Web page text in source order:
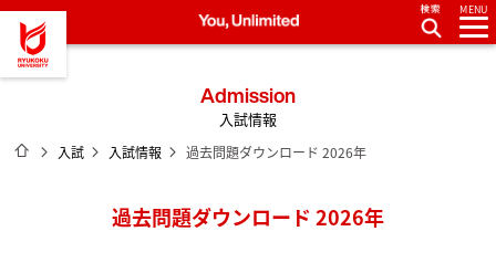
龍谷大学 You, Unlimited
MENU
Admission
入試情報
ホーム
入試 入試情報 過去問題ダウンロード 2026年
過去問題ダウンロード 2026年